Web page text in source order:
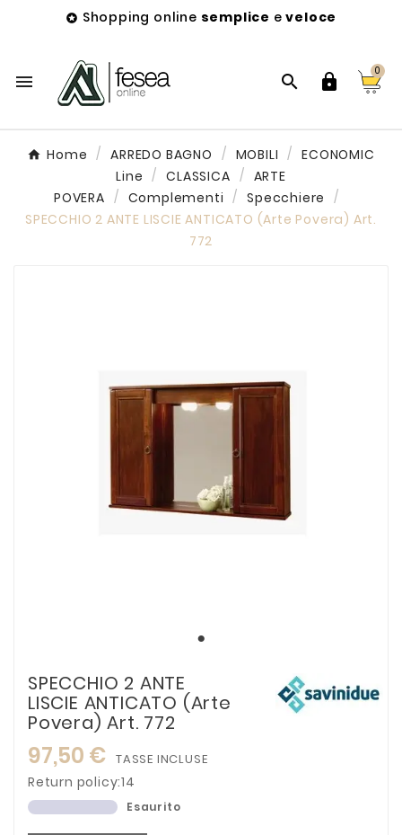
 Shopping online semplice eveloce
  
0
Home ARREDO BAGNO MOBILI
ECONOMIC
Line
CLASSICA
ARTE
POVERA
Complementi
Specchiere
SPECCHIO 2 ANTE LISCIE ANTICATO (Arte Povera) Art.
772
SPECCHIO 2 ANTE
LISCIE ANTICATO (Arte
Povera) Art. 772
97,50 € TASSE INCLUSE
Return policy:14
Esaurito